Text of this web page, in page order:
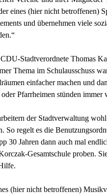
eines (hier nicht betroffenen)
und übernehmen viele
Stadtverordnete Thomas
Thema im Schulausschuss
einfacher machen und
Pfarrheimen stünden
der Stadtverwaltung
So regelt es die
30 Jahren dann auch mal
Gesamtschule proben.
(hier nicht betroffenen)